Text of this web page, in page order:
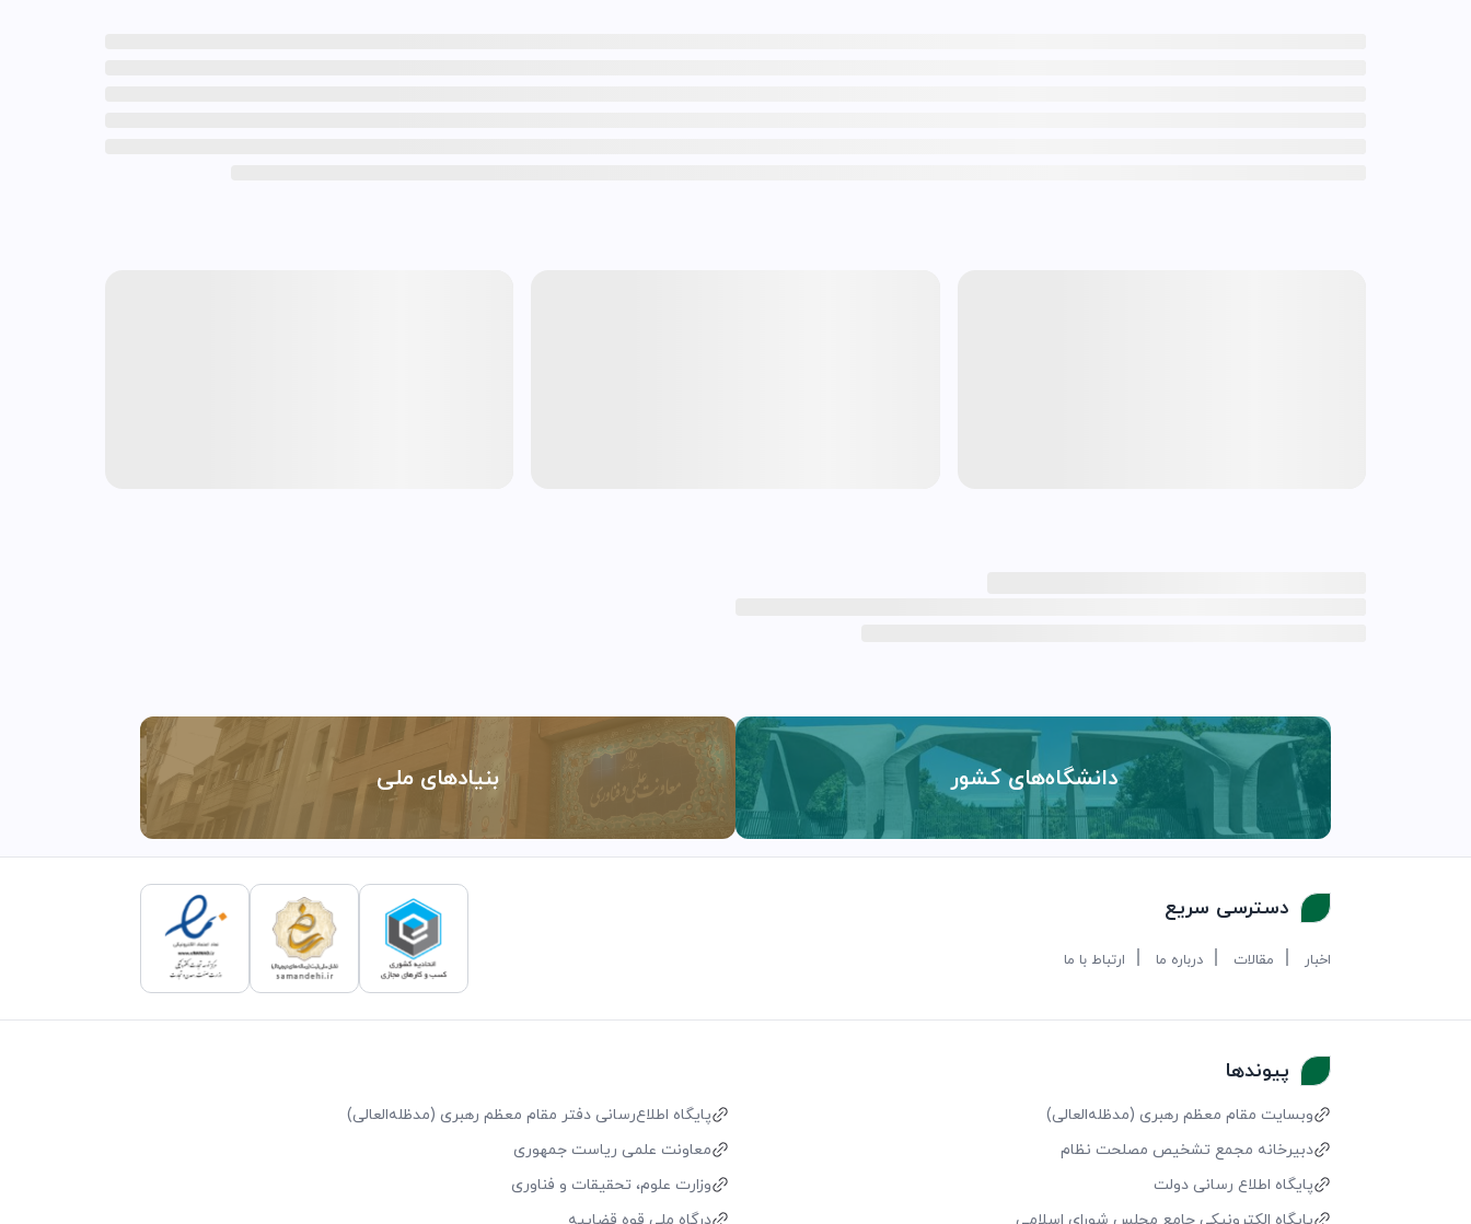
دانشگاه‌های کشور بنیادهای ملی
دسترسی سریع
اخبار مقالات درباره ما ارتباط با ما
پیوندها
وبسایت مقام معظم رهبری (مد‌ظله‌العالی)
پایگاه اطلاع‌رسانی دفتر مقام معظم رهبری (مد‌ظله‌العالی)
دبیرخانه مجمع تشخیص مصلحت نظام
معاونت علمی ریاست جمهوری
پایگاه اطلاع رسانی دولت
وزارت علوم، تحقیقات و فناوری